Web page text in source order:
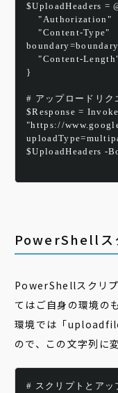
$UploadHeaders =
"Authorization"
"Content-Type"
"Content-
}
# アップロードリク
$Response =
"https://
$UploadHeaders -
PowerShellス
PowerShellスクリ
てはご自身の環境の
環境では「
ので、この文字列に
# スクリプトとアッ